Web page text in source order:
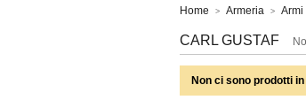
Home > Armeria > Armi
CARL GUSTAF
Non ci sono prodotti